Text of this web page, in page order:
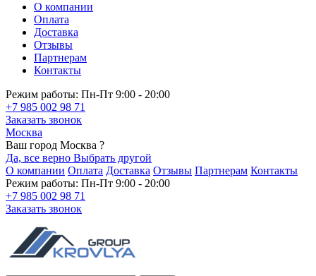
О компании
Оплата
Доставка
Отзывы
Партнерам
Контакты
Режим работы: Пн-Пт 9:00 - 20:00
+7 985 002 98 71
Заказать звонок
Москва
Ваш город Москва ?
Да, все верно Выбрать другой
О компании Оплата Доставка Отзывы Партнерам Контакты
Режим работы: Пн-Пт 9:00 - 20:00
+7 985 002 98 71
Заказать звонок